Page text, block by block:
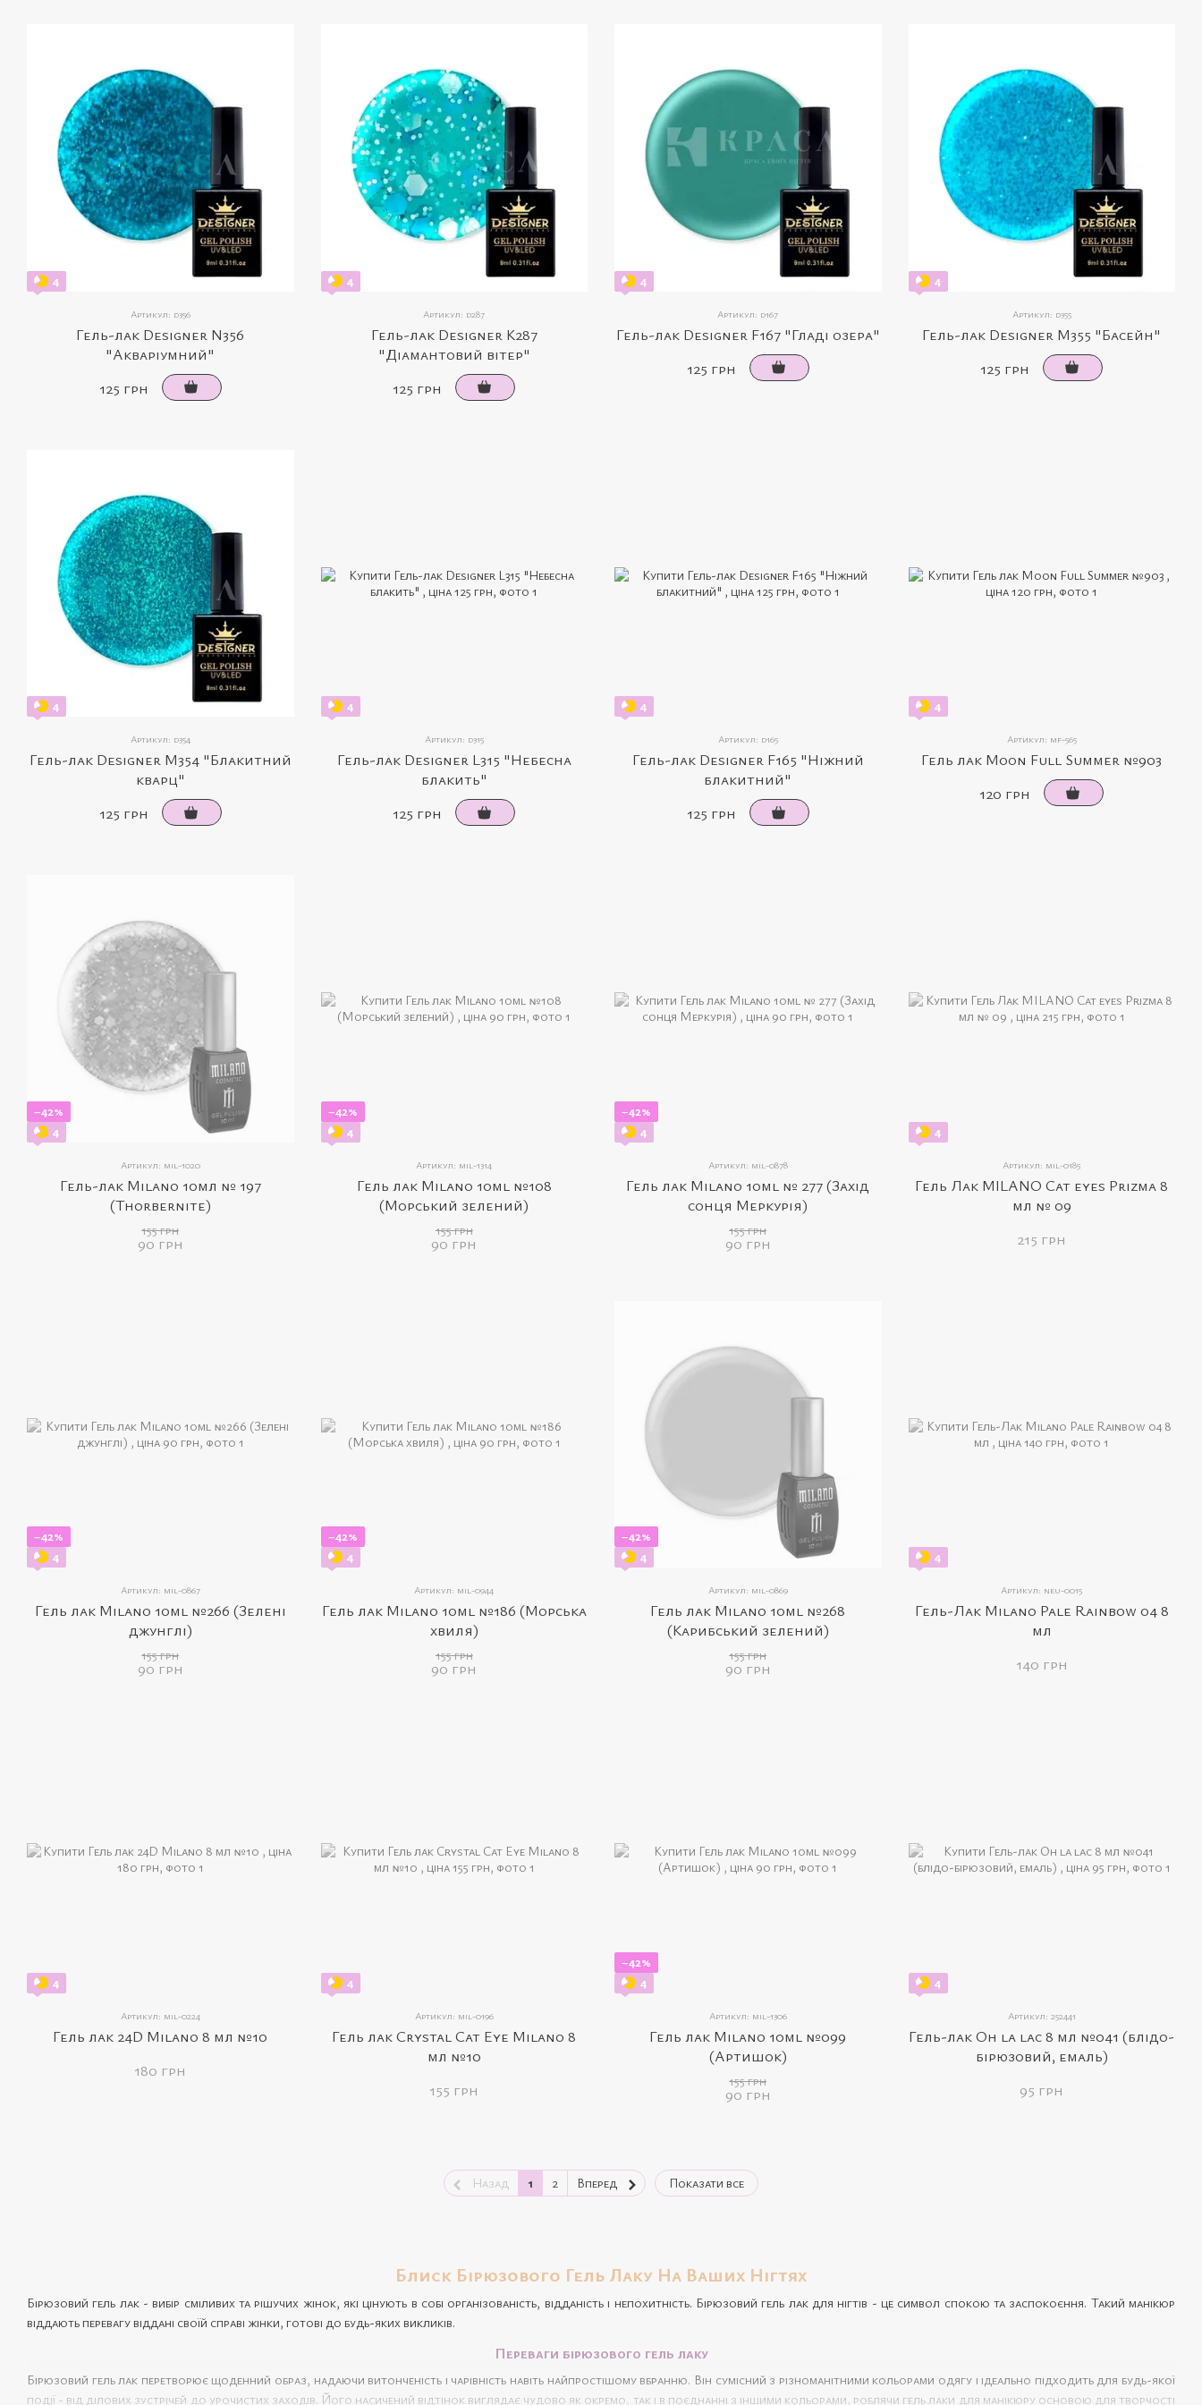
Блиск Бірюзового Гель Лаку На Ваших Нігтях
Бірюзовий гель лак - вибір сміливих та рішучих жінок, які цінують в собі організованість, відданість і непохитність. Бірюзовий гель лак для нігтів - це символ спокою та заспокоєння. Такий манікюр
віддають перевагу віддані своїй справі жінки, готові до будь-яких викликів.
Переваги бірюзового гель лаку
Бірюзовий гель лак перетворює щоденний образ, надаючи витонченість і чарівність навіть найпростішому вбранню. Він сумісний з різноманітними кольорами одягу і ідеально підходить для будь-якої
події - від ділових зустрічей до урочистих заходів. Його насичений відтінок виглядає чудово як окремо, так і в поєднанні з іншими кольорами, роблячи гель лаки для манікюруосновою для творчості
4
Артикул: d356
Гель-лак Designer N356
"Акваріумний"
125 грн
4
Артикул: d287
Гель-лак Designer K287
"Діамантовий вітер"
125 грн
4
Артикул: d167
Гель-лак Designer F167 "Гладі озера"
125 грн
4
Артикул: d355
Гель-лак Designer M355 "Басейн"
125 грн
4
Артикул: d354
Гель-лак Designer M354 "Блакитний
кварц"
125 грн
4
Артикул: d315
Гель-лак Designer L315 "Небесна
блакить"
125 грн
4
Артикул: d165
Гель-лак Designer F165 "Ніжний
блакитний"
125 грн
4
Артикул: mf-565
Гель лак Moon Full Summer №903
120 грн
−42%
4
Артикул: mil-1020
Гель-лак Milano 10мл № 197
(Thorbernite)
155 грн
90 грн
−42%
4
Артикул: mil-1314
Гель лак Milano 10ml №108
(Морський зелений)
155 грн
90 грн
−42%
4
Артикул: mil-0878
Гель лак Milano 10ml № 277 (Захід
сонця Меркурія)
155 грн
90 грн
4
Артикул: mil-0185
Гель Лак MILANO Cat eyes Prizma 8
мл № 09
215 грн
−42%
4
Артикул: mil-0867
Гель лак Milano 10ml №266 (Зелені
джунглі)
155 грн
90 грн
−42%
4
Артикул: mil-0944
Гель лак Milano 10ml №186 (Морська
хвиля)
155 грн
90 грн
−42%
4
Артикул: mil-0869
Гель лак Milano 10ml №268
(Карибський зелений)
155 грн
90 грн
4
Артикул: neu-0015
Гель-Лак Milano Pale Rainbow 04 8
мл
140 грн
4
Артикул: mil-0224
Гель лак 24D Milano 8 мл №10
180 грн
4
Артикул: mil-0196
Гель лак Crystal Cat Eye Milano 8
мл №10
155 грн
−42%
4
Артикул: mil-1306
Гель лак Milano 10ml №099
(Артишок)
155 грн
90 грн
4
Артикул: 252441
Гель-лак Oh la lac 8 мл №041 (блідо-
бірюзовий, емаль)
95 грн
Назад 1 2 Вперед Показати все